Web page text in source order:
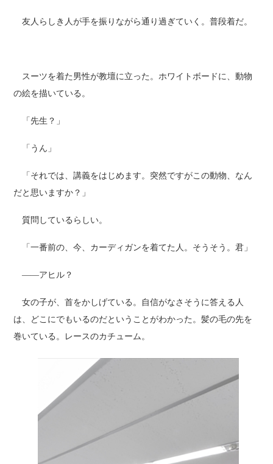
友人らしき人が手を振りながら通り過ぎていく。普段着だ。
スーツを着た男性が教壇に立った。ホワイトボードに、動物
の絵を描いている。
「先生？」
「うん」
「それでは、講義をはじめます。突然ですがこの動物、なん
だと思いますか？」
質問しているらしい。
「一番前の、今、カーディガンを着てた人。そうそう。君」
――アヒル？
女の子が、首をかしげている。自信がなさそうに答える人
は、どこにでもいるのだということがわかった。髪の毛の先を
巻いている。レースのカチューム。